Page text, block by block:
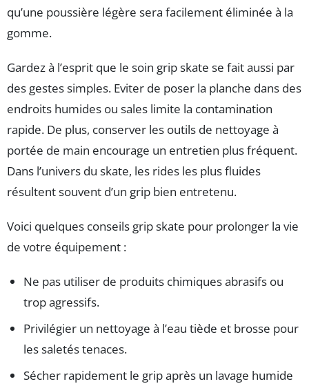
qu’une poussière légère sera facilement éliminée à la
gomme.
Gardez à l’esprit que le soin grip skate se fait aussi par
des gestes simples. Eviter de poser la planche dans des
endroits humides ou sales limite la contamination
rapide. De plus, conserver les outils de nettoyage à
portée de main encourage un entretien plus fréquent.
Dans l’univers du skate, les rides les plus fluides
résultent souvent d’un grip bien entretenu.
Voici quelques conseils grip skate pour prolonger la vie
de votre équipement :
Ne pas utiliser de produits chimiques abrasifs ou
trop agressifs.
Privilégier un nettoyage à l’eau tiède et brosse pour
les saletés tenaces.
Sécher rapidement le grip après un lavage humide